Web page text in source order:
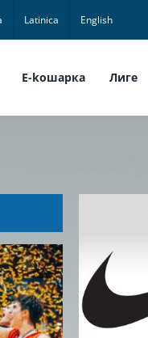
Latinica English
E-koшарка Лиге